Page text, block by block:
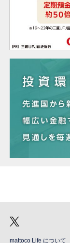
mattoco Life について